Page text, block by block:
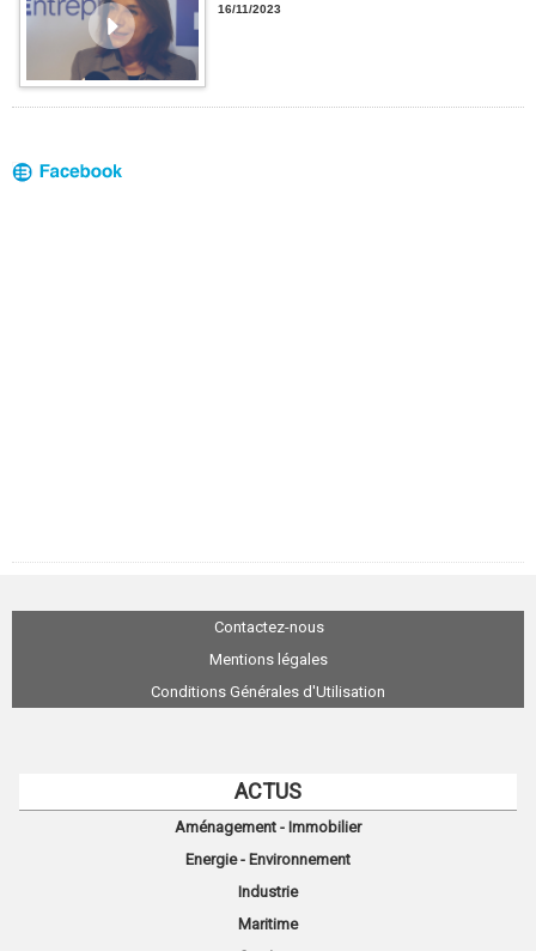
16/11/2023
Contactez-nous
Mentions légales
Conditions Générales d'Utilisation
ACTUS
Aménagement - Immobilier
Energie - Environnement
Industrie
Maritime